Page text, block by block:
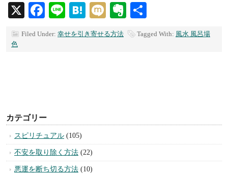
X Facebook
LineHatena
MixiEvernote
Filed Under: 幸せを引き寄せる方法 Tagged With: 風水 風呂場
色
カテゴリー
スピリチュアル (105)
不安を取り除く方法 (22)
悪運を断ち切る方法 (10)